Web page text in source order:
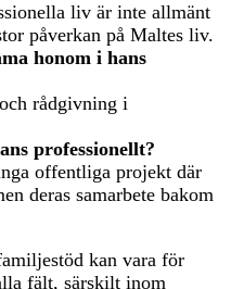
liv är inte allmänt
påverkan på Maltes liv.
honom i hans
rådgivning i
professionellt?
offentliga projekt där
deras samarbete bakom
kan vara för
fält, särskilt inom